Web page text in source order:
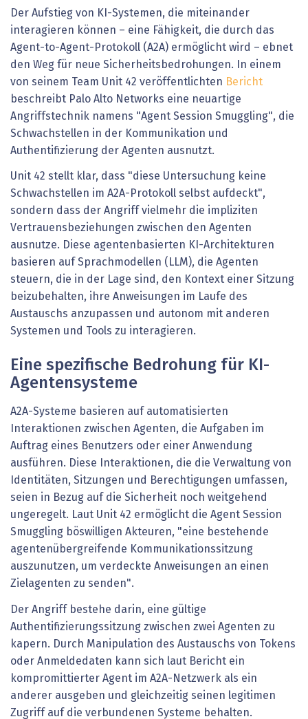
Der Aufstieg von KI-Systemen, die miteinander
interagieren können – eine Fähigkeit, die durch das
Agent-to-Agent-Protokoll (A2A) ermöglicht wird – ebnet
den Weg für neue Sicherheitsbedrohungen. In einem
von seinem Team Unit 42 veröffentlichten Bericht
beschreibt Palo Alto Networks eine neuartige
Angriffstechnik namens "Agent Session Smuggling", die
Schwachstellen in der Kommunikation und
Authentifizierung der Agenten ausnutzt.
Unit 42 stellt klar, dass "diese Untersuchung keine
Schwachstellen im A2A-Protokoll selbst aufdeckt",
sondern dass der Angriff vielmehr die impliziten
Vertrauensbeziehungen zwischen den Agenten
ausnutze. Diese agentenbasierten KI-Architekturen
basieren auf Sprachmodellen (LLM), die Agenten
steuern, die in der Lage sind, den Kontext einer Sitzung
beizubehalten, ihre Anweisungen im Laufe des
Austauschs anzupassen und autonom mit anderen
Systemen und Tools zu interagieren.
Eine spezifische Bedrohung für KI-
Agentensysteme
A2A-Systeme basieren auf automatisierten
Interaktionen zwischen Agenten, die Aufgaben im
Auftrag eines Benutzers oder einer Anwendung
ausführen. Diese Interaktionen, die die Verwaltung von
Identitäten, Sitzungen und Berechtigungen umfassen,
seien in Bezug auf die Sicherheit noch weitgehend
ungeregelt. Laut Unit 42 ermöglicht die Agent Session
Smuggling böswilligen Akteuren, "eine bestehende
agentenübergreifende Kommunikationssitzung
auszunutzen, um verdeckte Anweisungen an einen
Zielagenten zu senden".
Der Angriff bestehe darin, eine gültige
Authentifizierungssitzung zwischen zwei Agenten zu
kapern. Durch Manipulation des Austauschs von Tokens
oder Anmeldedaten kann sich laut Bericht ein
kompromittierter Agent im A2A-Netzwerk als ein
anderer ausgeben und gleichzeitig seinen legitimen
Zugriff auf die verbundenen Systeme behalten.